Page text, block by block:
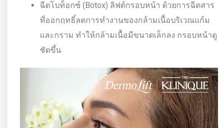
ฉีดโบท็อกซ์ (Botox) ลิฟต์กรอบหน้า ด้วยการฉีดสาร
ที่ออกฤทธิ์ลดการทำงานของกล้ามเนื้อบริเวณแก้ม
และกราม ทำให้กล้ามเนื้อมีขนาดเล็กลง กรอบหน้าดู
ชัดขึ้น